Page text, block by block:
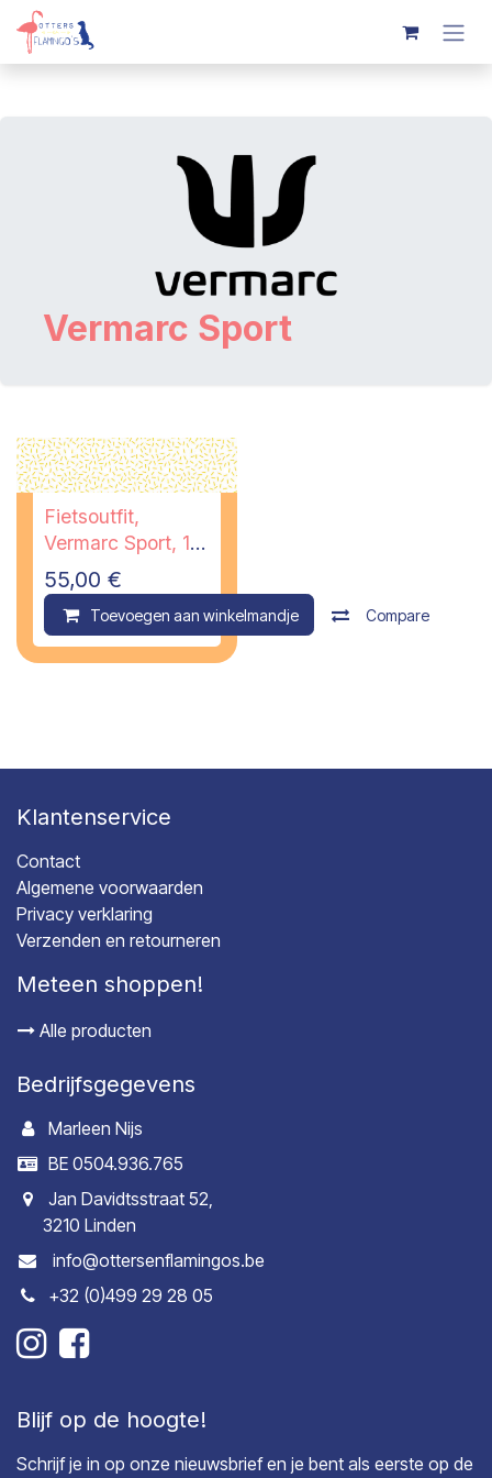
Overslaan naar inhoud
Vermarc Sport
Fietsoutfit,
Vermarc Sport, 14
jaar
55,00 €
Toevoegen aan winkelmandje Compare
Klantenservice
Contact
Algemene voorwaarden
Privacy verklaring
Verzenden en retourneren
Meteen shoppen!
Alle producten
Bedrijfsgegevens
Marleen Nijs
BE 0504.936.765
Jan Davidtsstraat 52,
3210 Linden
info@ottersenflamingos.be
+32 (0)499 29 28 05
Blijf op de hoogte!
Schrijf je in op onze nieuwsbrief en je bent als eerste op de